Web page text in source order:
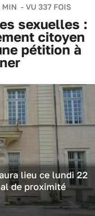
MIN - VU 337 FOIS
sexuelles :
citoyen
pétition à
lieu ce lundi 22
de proximité